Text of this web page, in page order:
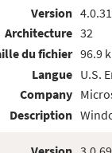
Version
Architecture
du fichier
Langue
Company
Description
32
96.9
U.S.